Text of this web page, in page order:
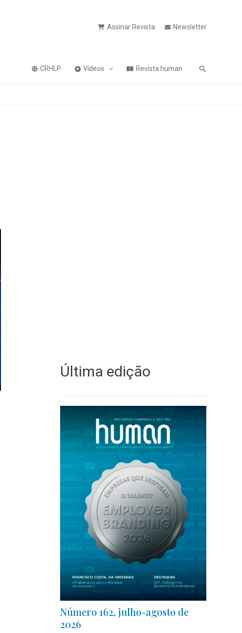
Assinar Revista Newsletter
CRHLP Vídeos Revista human Pesquisa
Última edição
Número 162, julho-agosto de
2026